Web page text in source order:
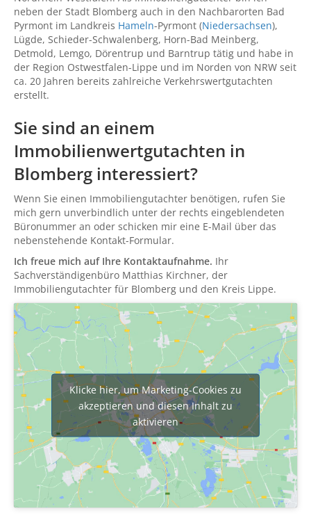
neben der Stadt Blomberg auch in den Nachbarorten Bad
Pyrmont im Landkreis Hameln-Pyrmont (Niedersachsen),
Lügde, Schieder-Schwalenberg, Horn-Bad Meinberg,
Detmold, Lemgo, Dörentrup und Barntrup tätig und habe in
der Region Ostwestfalen-Lippe und im Norden von NRW seit
ca. 20 Jahren bereits zahlreiche Verkehrswertgutachten
erstellt.
Sie sind an einem
Immobilienwertgutachten in
Blomberg interessiert?
Wenn Sie einen Immobiliengutachter benötigen, rufen Sie
mich gern unverbindlich unter der rechts eingeblendeten
Büronummer an oder schicken mir eine E-Mail über das
nebenstehende Kontakt-Formular.
Ich freue mich auf Ihre Kontaktaufnahme. Ihr
Sachverständigenbüro Matthias Kirchner, der
Immobiliengutachter für Blomberg und den Kreis Lippe.
Klicke hier, um Marketing-Cookies zu
akzeptieren und diesen Inhalt zu
aktivieren